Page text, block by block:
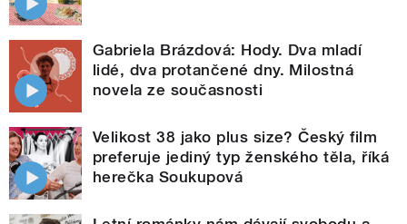
Gabriela Brázdová: Hody. Dva mladí
lidé, dva protančené dny. Milostná
novela ze současnosti
Velikost 38 jako plus size? Český film
preferuje jediný typ ženského těla, říká
herečka Soukupová